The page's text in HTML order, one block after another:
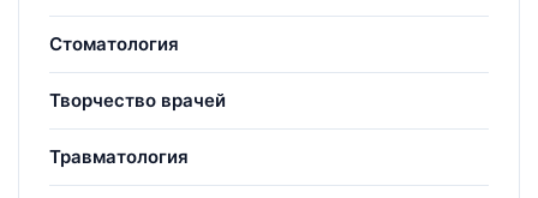
Стоматология
Творчество врачей
Травматология